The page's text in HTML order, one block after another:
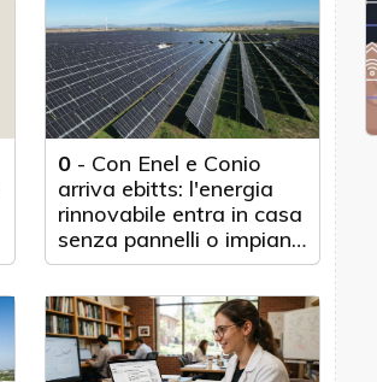
0 - Con Enel e Conio
arriva ebitts: l'energia
rinnovabile entra in casa
senza pannelli o impianti
fisici